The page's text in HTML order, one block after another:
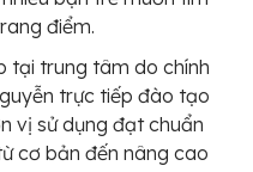
điểm.
tại trung tâm do chính
trực tiếp đào tạo
vị sử dụng đạt chuẩn
cơ bản đến nâng cao